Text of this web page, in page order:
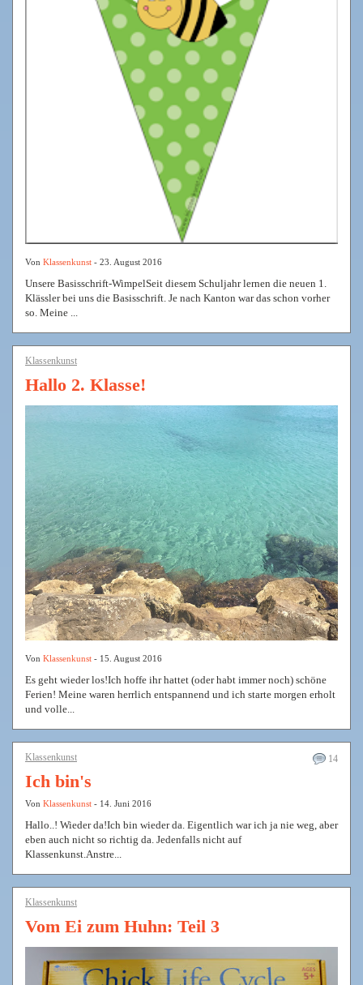
Von Klassenkunst - 23. August 2016
Unsere Basisschrift-WimpelSeit diesem Schuljahr lernen die neuen 1.
Klässler bei uns die Basisschrift. Je nach Kanton war das schon vorher
so. Meine ...
Klassenkunst
Hallo 2. Klasse!
Von Klassenkunst - 15. August 2016
Es geht wieder los!Ich hoffe ihr hattet (oder habt immer noch) schöne
Ferien! Meine waren herrlich entspannend und ich starte morgen erholt
und volle...
14
Klassenkunst
Ich bin's
Von Klassenkunst - 14. Juni 2016
Hallo..! Wieder da!Ich bin wieder da. Eigentlich war ich ja nie weg, aber
eben auch nicht so richtig da. Jedenfalls nicht auf
Klassenkunst.Anstre...
Klassenkunst
Vom Ei zum Huhn: Teil 3